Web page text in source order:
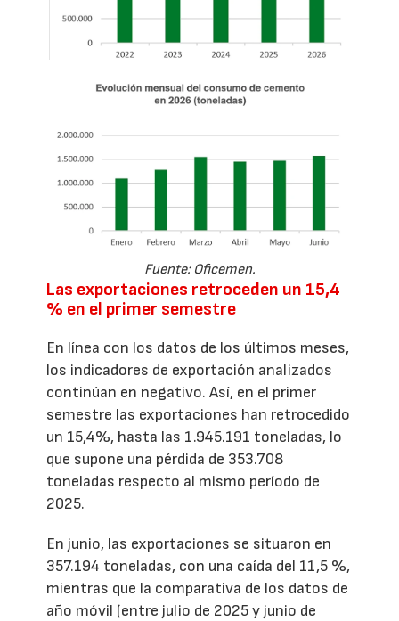
Fuente: Oficemen.
Las exportaciones retroceden un 15,4
% en el primer semestre
En línea con los datos de los últimos meses,
los indicadores de exportación analizados
continúan en negativo. Así, en el primer
semestre las exportaciones han retrocedido
un 15,4%, hasta las 1.945.191 toneladas, lo
que supone una pérdida de 353.708
toneladas respecto al mismo período de
2025.
En junio, las exportaciones se situaron en
357.194 toneladas, con una caída del 11,5 %,
mientras que la comparativa de los datos de
año móvil (entre julio de 2025 y junio de